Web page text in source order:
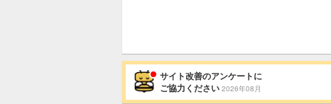
サイト改善のアンケートに
ご協力ください 2026年08月